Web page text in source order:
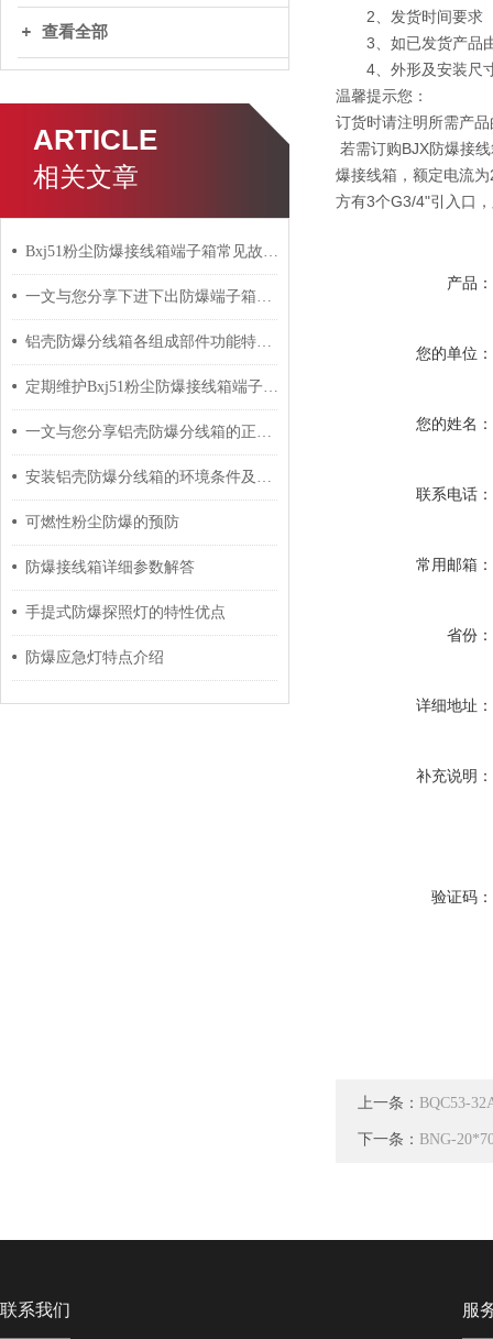
查看全部
ARTICLE
相关文章
Bxj51粉尘防爆接线箱端子箱常见故障的检查与应对策略分享
一文与您分享下进下出防爆端子箱的常见故障相应解决方法
铝壳防爆分线箱各组成部件功能特点的详细介绍
定期维护Bxj51粉尘防爆接线箱端子箱的建议分享
一文与您分享铝壳防爆分线箱的正确安全操作方法
安装铝壳防爆分线箱的环境条件及过程介绍
可燃性粉尘防爆的预防
防爆接线箱详细参数解答
手提式防爆探照灯的特性优点
防爆应急灯特点介绍
2、发货时间要求
3、如已发货产品由
4、外形及安装尺寸
温馨提示您：
订货时请注明所需产
若需订购BJX防爆接
爆接线箱，额定电流
方有3个G3/4"引入口
产品：
您的单位：
您的姓名：
联系电话：
常用邮箱：
省份：
详细地址：
补充说明：
验证码：
上一条： BQC53-
下一条： BNG-
联系我们 服